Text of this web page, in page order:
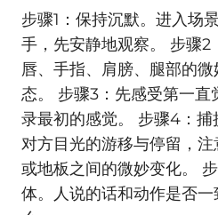
步骤1：保持沉默。进入场
手，先安静地观察。 步骤2
唇、手指、肩膀、腿部的
态。 步骤3：先感受第一直
录最初的感觉。 步骤4：
对方目光的游移与停留，
或地板之间的微妙变化。
体。人说的话和动作是否